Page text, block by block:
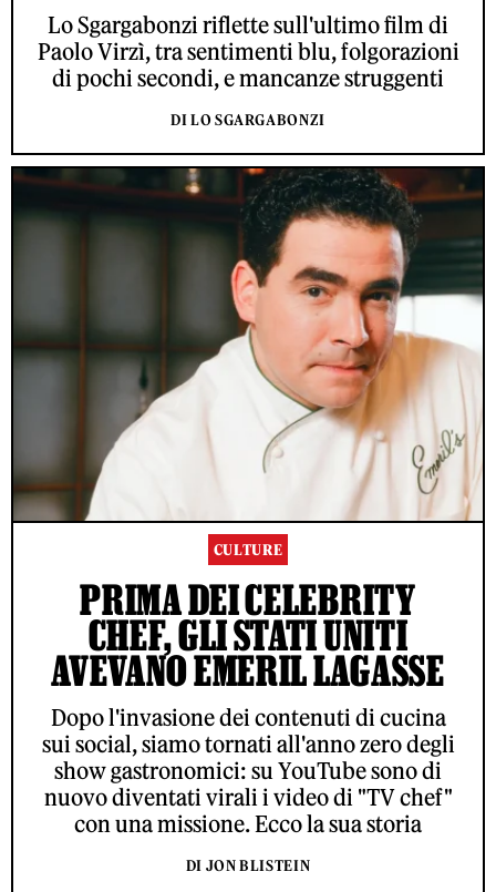
Lo Sgargabonzi riflette sull'ultimo film di
Paolo Virzì, tra sentimenti blu, folgorazioni
di pochi secondi, e mancanze struggenti
DI LO SGARGABONZI
CULTURE
PRIMA DEI CELEBRITY
CHEF, GLI STATI UNITI
AVEVANO EMERIL LAGASSE
Dopo l'invasione dei contenuti di cucina
sui social, siamo tornati all'anno zero degli
show gastronomici: su YouTube sono di
nuovo diventati virali i video di "TV chef"
con una missione. Ecco la sua storia
DI JON BLISTEIN